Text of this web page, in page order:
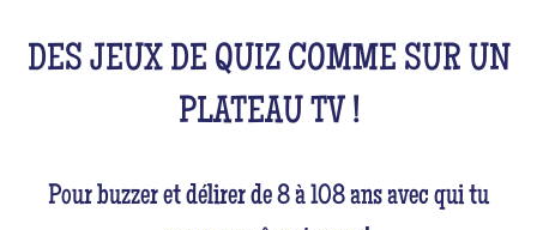
DES JEUX DE QUIZ COMME SUR UN
PLATEAU TV !
Pour buzzer et délirer de 8 à 108 ans avec qui tu